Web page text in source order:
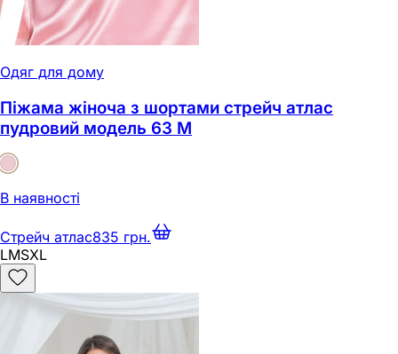
Одяг для дому
Піжама жіноча з шортами стрейч атлас
пудровий модель 63 M
В наявності
Стрейч атлас835 грн.
LMSXL